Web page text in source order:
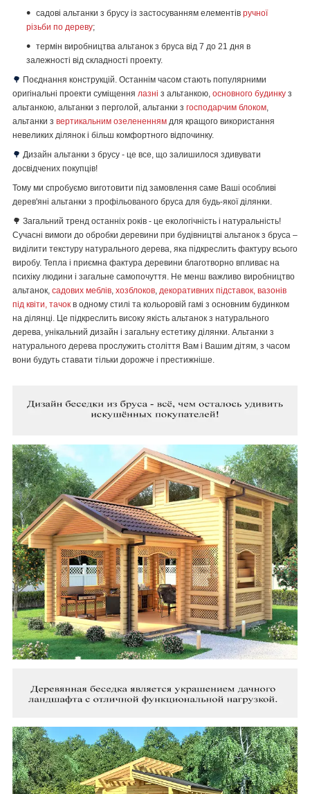
садові альтанки з брусу із застосуванням елементів ручної
різьби по дереву;
термін виробництва альтанок з бруса від 7 до 21 дня в
залежності від складності проекту.
🌳 Поєднання конструкцій. Останнім часом стають популярними
оригінальні проекти суміщення лазні з альтанкою, основного будинку з
альтанкою, альтанки з перголой, альтанки з господарчим блоком,
альтанки з вертикальним озелененням для кращого використання
невеликих ділянок і більш комфортного відпочинку.
🌳 Дизайн альтанки з брусу - це все, що залишилося здивувати
досвідчених покупців!
Тому ми спробуємо виготовити під замовлення саме Ваші особливі
дерев'яні альтанки з профільованого бруса для будь-якої ділянки.
🌳 Загальний тренд останніх років - це екологічність і натуральність!
Сучасні вимоги до обробки деревини при будівництві альтанок з бруса –
виділити текстуру натурального дерева, яка підкреслить фактуру всього
виробу. Тепла і приємна фактура деревини благотворно впливає на
психіку людини і загальне самопочуття. Не менш важливо виробництво
альтанок, садових меблів, хозблоков, декоративних підставок, вазонів
під квіти, тачок в одному стилі та кольоровій гамі з основним будинком
на ділянці. Це підкреслить високу якість альтанок з натурального
дерева, унікальний дизайн і загальну естетику ділянки. Альтанки з
натурального дерева прослужить століття Вам і Вашим дітям, з часом
вони будуть ставати тільки дорожче і престижніше.